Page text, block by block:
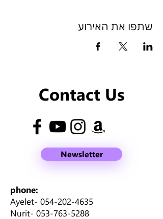
שתפו את האירוע
Contact Us
Newsletter
phone:
Ayelet- 054-202-4635
Nurit- 053-763-5288